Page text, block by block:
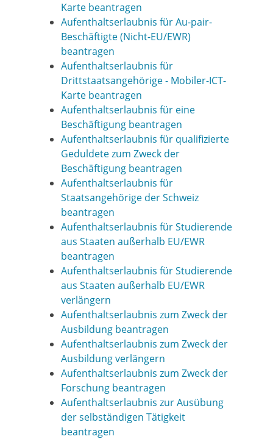
Karte beantragen
Aufenthaltserlaubnis für Au-pair-
Beschäftigte (Nicht-EU/EWR)
beantragen
Aufenthaltserlaubnis für
Drittstaatsangehörige - Mobiler-ICT-
Karte beantragen
Aufenthaltserlaubnis für eine
Beschäftigung beantragen
Aufenthaltserlaubnis für qualifizierte
Geduldete zum Zweck der
Beschäftigung beantragen
Aufenthaltserlaubnis für
Staatsangehörige der Schweiz
beantragen
Aufenthaltserlaubnis für Studierende
aus Staaten außerhalb EU/EWR
beantragen
Aufenthaltserlaubnis für Studierende
aus Staaten außerhalb EU/EWR
verlängern
Aufenthaltserlaubnis zum Zweck der
Ausbildung beantragen
Aufenthaltserlaubnis zum Zweck der
Ausbildung verlängern
Aufenthaltserlaubnis zum Zweck der
Forschung beantragen
Aufenthaltserlaubnis zur Ausübung
der selbständigen Tätigkeit
beantragen